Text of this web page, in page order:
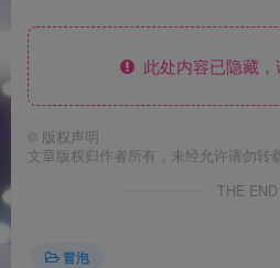
此处内容已隐藏，
© 版权声明
文章版权归作者所有，未经允许请勿转载
THE END
冒泡